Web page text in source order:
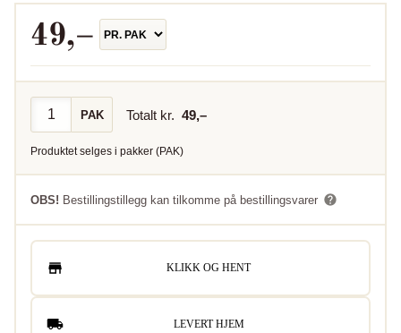
49,–
PAK Totalt kr. 49,–
Produktet selges i pakker (PAK)
OBS! Bestillingstillegg kan tilkomme på bestillingsvarer
KLIKK OG HENT
LEVERT HJEM